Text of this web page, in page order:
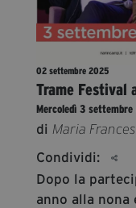
02 settembre 2025
Trame Festival
Mercoledì 3 settembre
di Maria
Condividi:
Dopo la
anno alla nona